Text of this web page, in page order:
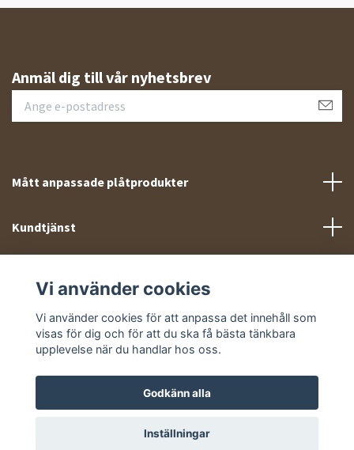
Anmäl dig till vår nyhetsbrev
Mått anpassade plåtprodukter
Kundtjänst
Sociala medier
© 2026 Takprofiler.se
Vi använder cookies
Vi använder cookies för att anpassa det innehåll som
visas för dig och för att du ska få bästa tänkbara
upplevelse när du handlar hos oss.
Godkänn alla
Inställningar